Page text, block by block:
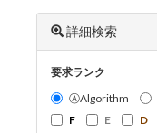
詳細検索
要求ランク
ⒶAlgorithm
F
E D